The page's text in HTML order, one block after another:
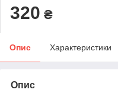
320 ₴
Опис Характеристики
Опис